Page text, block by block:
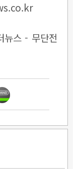
스 - 무단전